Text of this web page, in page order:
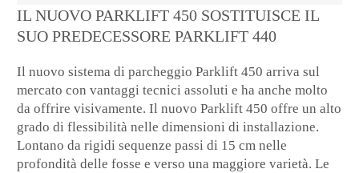
IL NUOVO PARKLIFT 450 SOSTITUISCE IL
SUO PREDECESSORE PARKLIFT 440
Il nuovo sistema di parcheggio Parklift 450 arriva sul
mercato con vantaggi tecnici assoluti e ha anche molto
da offrire visivamente. Il nuovo Parklift 450 offre un alto
grado di flessibilità nelle dimensioni di installazione.
Lontano da rigidi sequenze passi di 15 cm nelle
profondità delle fosse e verso una maggiore varietà. Le